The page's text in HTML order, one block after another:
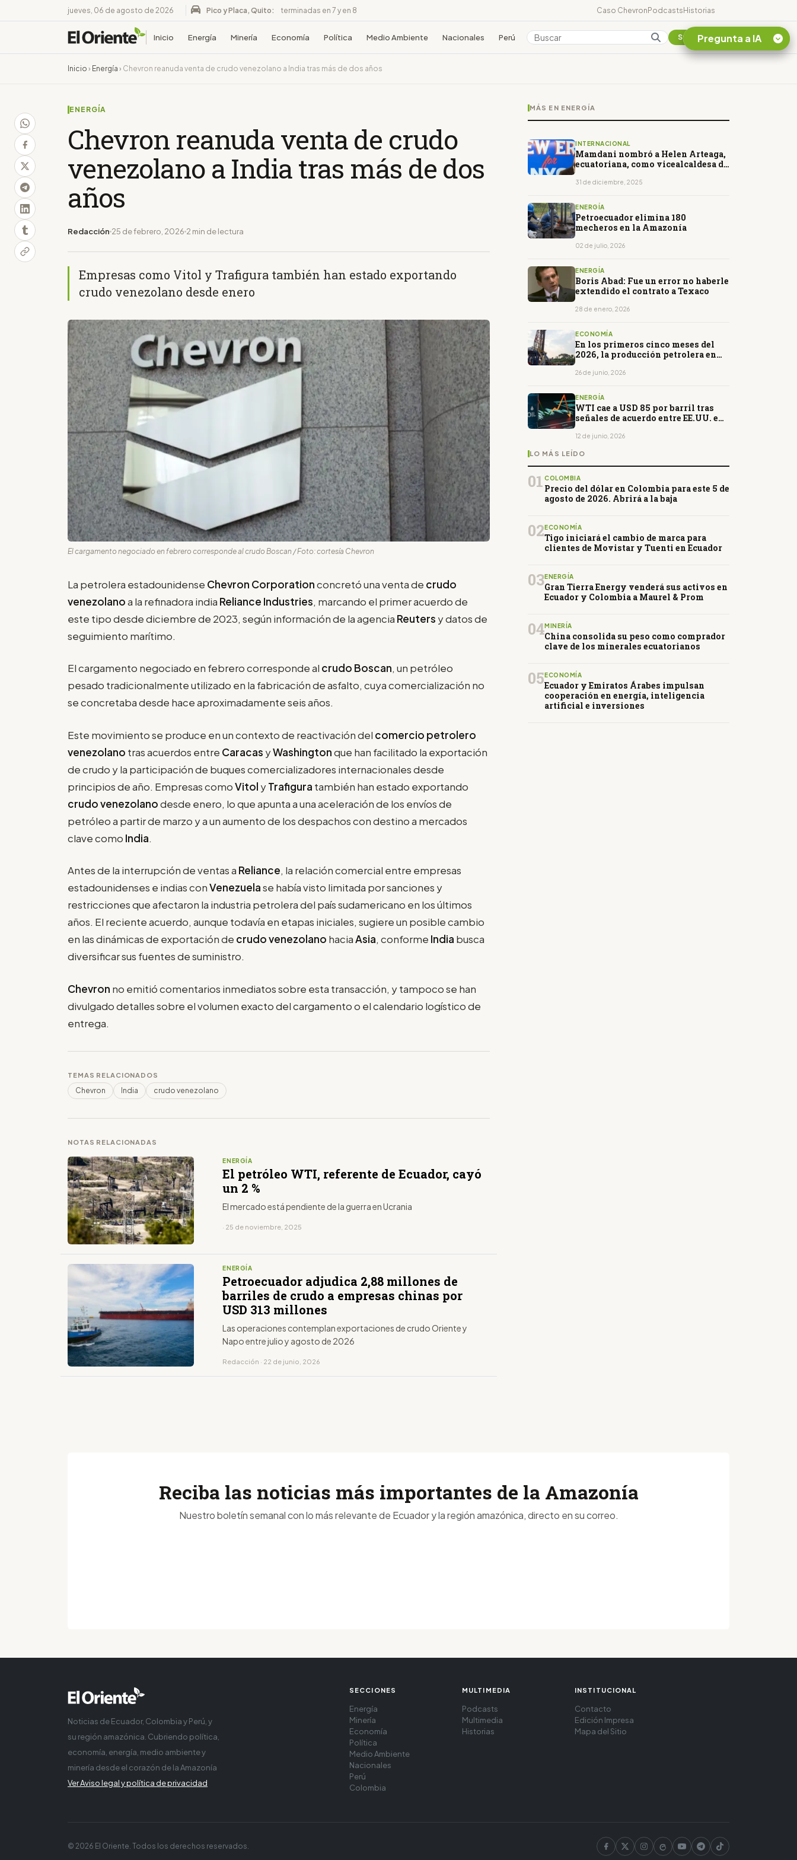
jueves, 06 de agosto de 2026 Pico y Placa, Quito: terminadas en 7 y en 8 Caso ChevronPodcastsHistorias
Inicio Energía Minería Economía Política Medio Ambiente Nacionales Perú Colombia Suscribirse
Inicio › Energía › Chevron reanuda venta de crudo venezolano a India tras más de dos años
ENERGÍA
Chevron reanuda venta de crudo
venezolano a India tras más de dos
años
Redacción 25 de febrero, 2026 2 min de lectura
Empresas como Vitol y Trafigura también han estado exportando
crudo venezolano desde enero
El cargamento negociado en febrero corresponde al crudo Boscan / Foto: cortesía Chevron
La petrolera estadounidense Chevron Corporationconcretó una venta de crudo
venezolanoa la refinadora india Reliance Industries, marcando el primer acuerdo de
este tipo desde diciembre de 2023, según información de la agencia Reuters y datos de
seguimiento marítimo.
El cargamento negociado en febrero corresponde al crudo Boscan, un petróleo
pesado tradicionalmente utilizado en la fabricación de asfalto, cuya comercialización no
se concretaba desde hace aproximadamente seis años.
Este movimiento se produce en un contexto de reactivación del comercio petrolero
venezolano tras acuerdos entre Caracas yWashingtonque han facilitado la exportación
de crudo y la participación de buques comercializadores internacionales desde
principios de año. Empresas comoVitol yTrafigura también han estado exportando
crudo venezolanodesde enero, lo que apunta a una aceleración de los envíos de
petróleo a partir de marzo y a un aumento de los despachos con destino a mercados
clave como India.
Antes de la interrupción de ventas a Reliance, la relación comercial entre empresas
estadounidenses e indias conVenezuelase había visto limitada por sanciones y
restricciones que afectaron la industria petrolera del país sudamericano en los últimos
años. El reciente acuerdo, aunque todavía en etapas iniciales, sugiere un posible cambio
en las dinámicas de exportación de crudo venezolano haciaAsia, conforme India busca
diversificar sus fuentes de suministro.
Chevron no emitió comentarios inmediatos sobre esta transacción, y tampoco se han
divulgado detalles sobre el volumen exacto del cargamento o el calendario logístico de
entrega.
TEMAS RELACIONADOS
Chevron India crudo venezolano
NOTAS RELACIONADAS
ENERGÍA
El petróleo WTI, referente de Ecuador, cayó
un 2 %
El mercado está pendiente de la guerra en Ucrania
· 25 de noviembre, 2025
ENERGÍA
Petroecuador adjudica 2,88 millones de
barriles de crudo a empresas chinas por
USD 313 millones
Las operaciones contemplan exportaciones de crudo Oriente y
Napo entre julio y agosto de 2026
Redacción · 22 de junio, 2026
MÁS EN ENERGÍA
INTERNACIONAL
Mamdani nombró a Helen Arteaga,
ecuatoriana, como vicealcaldesa de
31 de diciembre, 2025
ENERGÍA
Petroecuador elimina 180
mecheros en la Amazonía
02 de julio, 2026
ENERGÍA
Boris Abad: Fue un error no haberle
extendido el contrato a Texaco
28 de enero, 2026
ECONOMÍA
En los primeros cinco meses del
2026, la producción petrolera en
26 de junio, 2026
ENERGÍA
WTI cae a USD 85 por barril tras
señales de acuerdo entre EE.UU. e
12 de junio, 2026
LO MÁS LEÍDO
01 COLOMBIA
Precio del dólar en Colombia para este 5 de
agosto de 2026. Abrirá a la baja
02 ECONOMÍA
Tigo iniciará el cambio de marca para
clientes de Movistar y Tuenti en Ecuador
03ENERGÍA
Gran Tierra Energy venderá sus activos en
Ecuador y Colombia a Maurel & Prom
04MINERÍA
China consolida su peso como comprador
clave de los minerales ecuatorianos
05 ECONOMÍA
Ecuador y Emiratos Árabes impulsan
cooperación en energía, inteligencia
artificial e inversiones
Pregunta a IA
¿En que consiste la
Reciba las noticias más importantes de la Amazonía
Nuestro boletín semanal con lo más relevante de Ecuador y la región amazónica, directo en su correo.
Noticias de Ecuador, Colombia y Perú, y
su región amazónica. Cubriendo política,
economía, energía, medio ambiente y
minería desde el corazón de la Amazonía
Ver Aviso legal y política de privacidad
SECCIONES
Energía
Minería
Economía
Política
Medio Ambiente
Nacionales
Perú
Colombia
MULTIMEDIA
Podcasts
Multimedia
Historias
INSTITUCIONAL
Contacto
Edición Impresa
Mapa del Sitio
© 2026 El Oriente. Todos los derechos reservados.